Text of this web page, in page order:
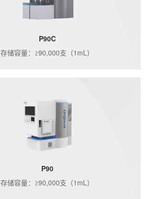
P90C
存储容量：≥90,000支（1mL）
P90
存储容量：≥90,000支（1mL）